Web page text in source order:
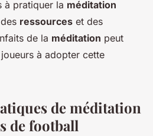
à pratiquer la méditation
ressources et des
de la méditation peut
à adopter cette
de méditation
de football